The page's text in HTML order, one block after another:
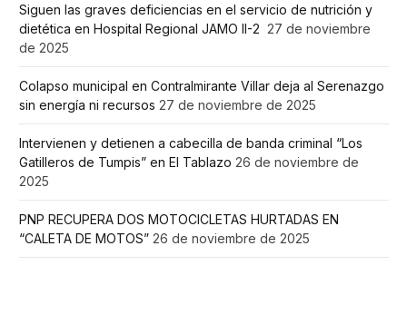
Siguen las graves deficiencias en el servicio de nutrición y
dietética en Hospital Regional JAMO II-2 27 de noviembre
de 2025
Colapso municipal en Contralmirante Villar deja al Serenazgo
sin energía ni recursos 27 de noviembre de 2025
Intervienen y detienen a cabecilla de banda criminal “Los
Gatilleros de Tumpis” en El Tablazo 26 de noviembre de
2025
PNP RECUPERA DOS MOTOCICLETAS HURTADAS EN
“CALETA DE MOTOS” 26 de noviembre de 2025